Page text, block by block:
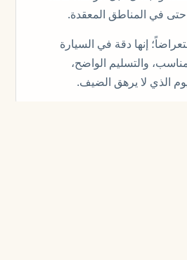
في المناطق المعقدة.
إنها دقة في السيارة
والتسليم الواضح،
الذي لا يرهق الضيف.